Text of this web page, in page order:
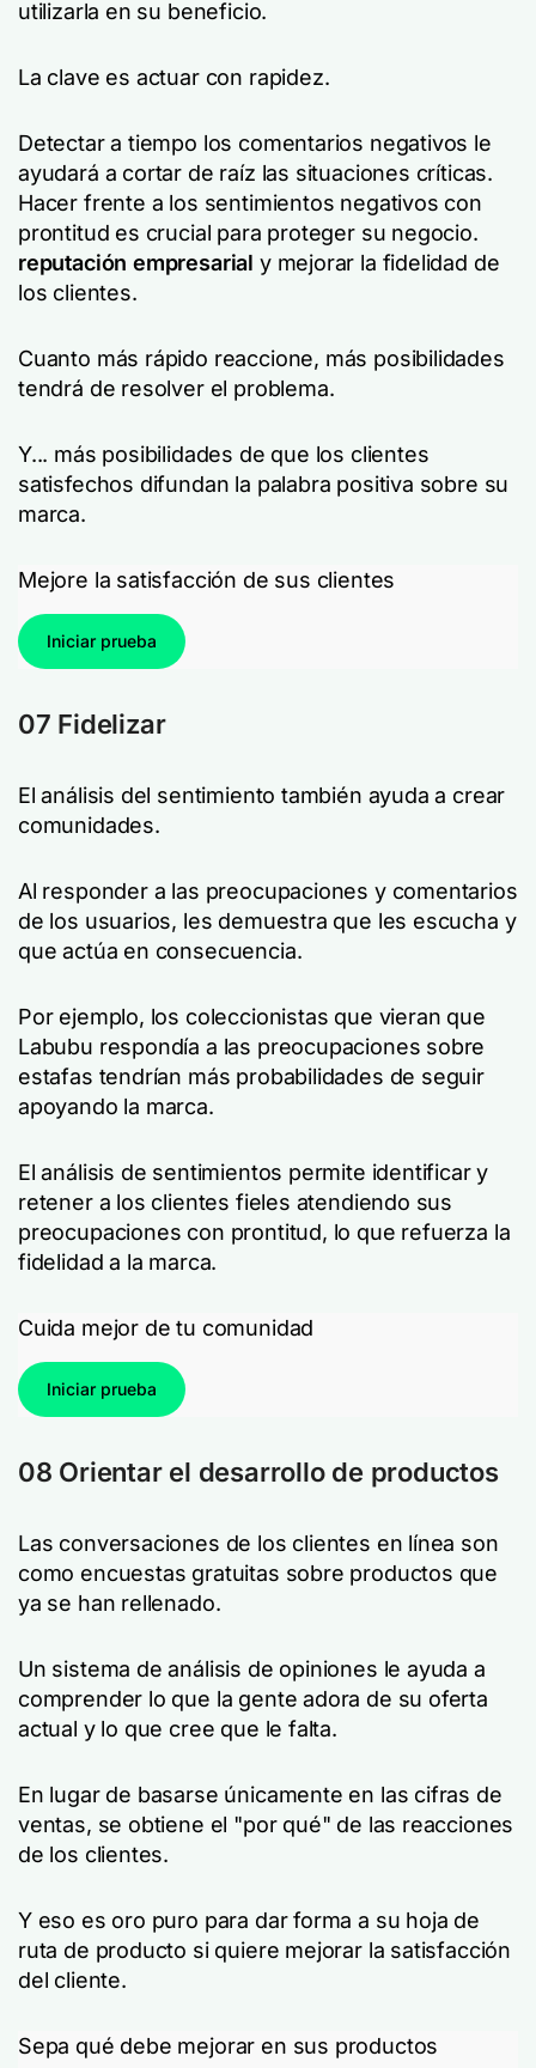
utilizarla en su beneficio.
La clave es actuar con rapidez.
Detectar a tiempo los comentarios negativos le
ayudará a cortar de raíz las situaciones críticas.
Hacer frente a los sentimientos negativos con
prontitud es crucial para proteger su negocio.
reputación empresarial y mejorar la fidelidad de
los clientes.
Cuanto más rápido reaccione, más posibilidades
tendrá de resolver el problema.
Y... más posibilidades de que los clientes
satisfechos difundan la palabra positiva sobre su
marca.
Mejore la satisfacción de sus clientes
Iniciar prueba
07 Fidelizar
El análisis del sentimiento también ayuda a crear
comunidades.
Al responder a las preocupaciones y comentarios
de los usuarios, les demuestra que les escucha y
que actúa en consecuencia.
Por ejemplo, los coleccionistas que vieran que
Labubu respondía a las preocupaciones sobre
estafas tendrían más probabilidades de seguir
apoyando la marca.
El análisis de sentimientos permite identificar y
retener a los clientes fieles atendiendo sus
preocupaciones con prontitud, lo que refuerza la
fidelidad a la marca.
Cuida mejor de tu comunidad
Iniciar prueba
08 Orientar el desarrollo de productos
Las conversaciones de los clientes en línea son
como encuestas gratuitas sobre productos que
ya se han rellenado.
Un sistema de análisis de opiniones le ayuda a
comprender lo que la gente adora de su oferta
actual y lo que cree que le falta.
En lugar de basarse únicamente en las cifras de
ventas, se obtiene el "por qué" de las reacciones
de los clientes.
Y eso es oro puro para dar forma a su hoja de
ruta de producto si quiere mejorar la satisfacción
del cliente.
Sepa qué debe mejorar en sus productos